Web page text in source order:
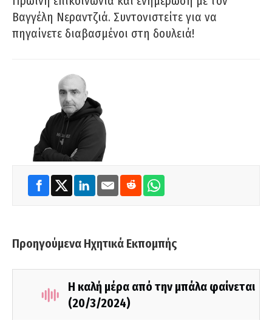
Βαγγέλη Νεραντζιά. Συντονιστείτε για να
πηγαίνετε διαβασμένοι στη δουλειά!
Προηγούμενα Ηχητικά Εκπομπής
Η καλή μέρα από την μπάλα φαίνεται
(20/3/2024)